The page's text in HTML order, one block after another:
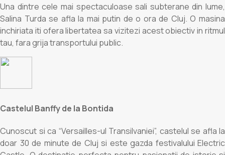
Una dintre cele mai spectaculoase sali subterane din lume,
Salina Turda se afla la mai putin de o ora de Cluj. O masina
inchiriata iti ofera libertatea sa vizitezi acest obiectiv in ritmul
tau, fara grija transportului public.
Castelul Banffy de la Bontida
Cunoscut si ca “Versailles-ul Transilvaniei”, castelul se afla la
doar 30 de minute de Cluj si este gazda festivalului Electric